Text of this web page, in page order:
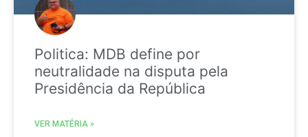
Politica: MDB define por
neutralidade na disputa pela
Presidência da República
VER MATÉRIA »